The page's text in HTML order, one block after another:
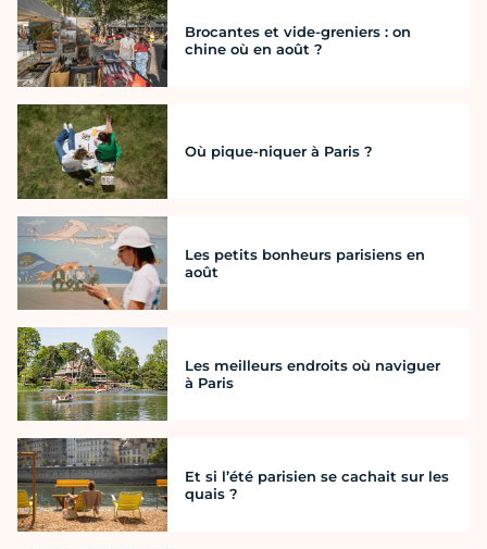
Brocantes et vide-greniers : on
chine où en août ?
Où pique-niquer à Paris ?
Les petits bonheurs parisiens en
août
Les meilleurs endroits où naviguer
à Paris
Et si l’été parisien se cachait sur les
quais ?